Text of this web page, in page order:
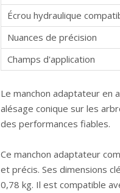
Écrou hydraulique
Nuances de précision
Champs d'application
Le manchon adaptateur en
alésage conique sur les
des performances fiables.
Ce manchon adaptateur
et précis. Ses dimensions
0,78 kg. Il est compatible